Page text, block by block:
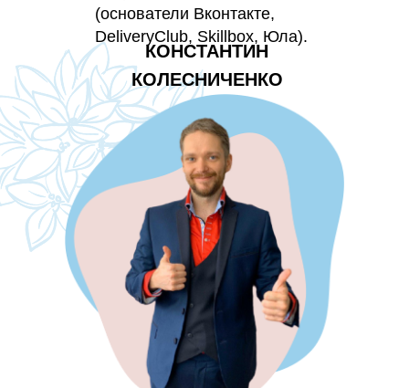
(основатели Вконтакте,
DeliveryClub, Skillbox, Юла).
КОНСТАНТИН
КОЛЕСНИЧЕНКО